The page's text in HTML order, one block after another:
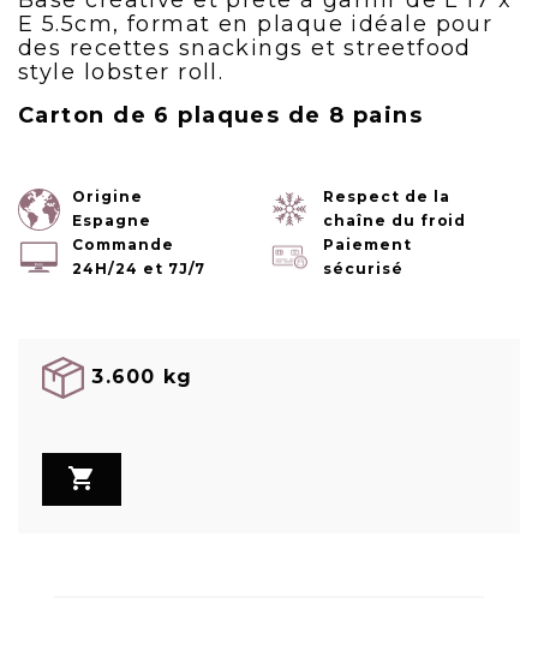
E 5.5cm, format en plaque idéale pour
des recettes snackings et streetfood
style lobster roll.
Carton de 6 plaques de 8 pains
Origine
Espagne
Respect de la
chaîne du froid
Commande
24H/24 et 7J/7
Paiement
sécurisé
3.600 kg
